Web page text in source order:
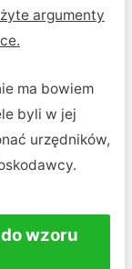
argumenty
ma bowiem
byli w jej
urzędników,
wzoru